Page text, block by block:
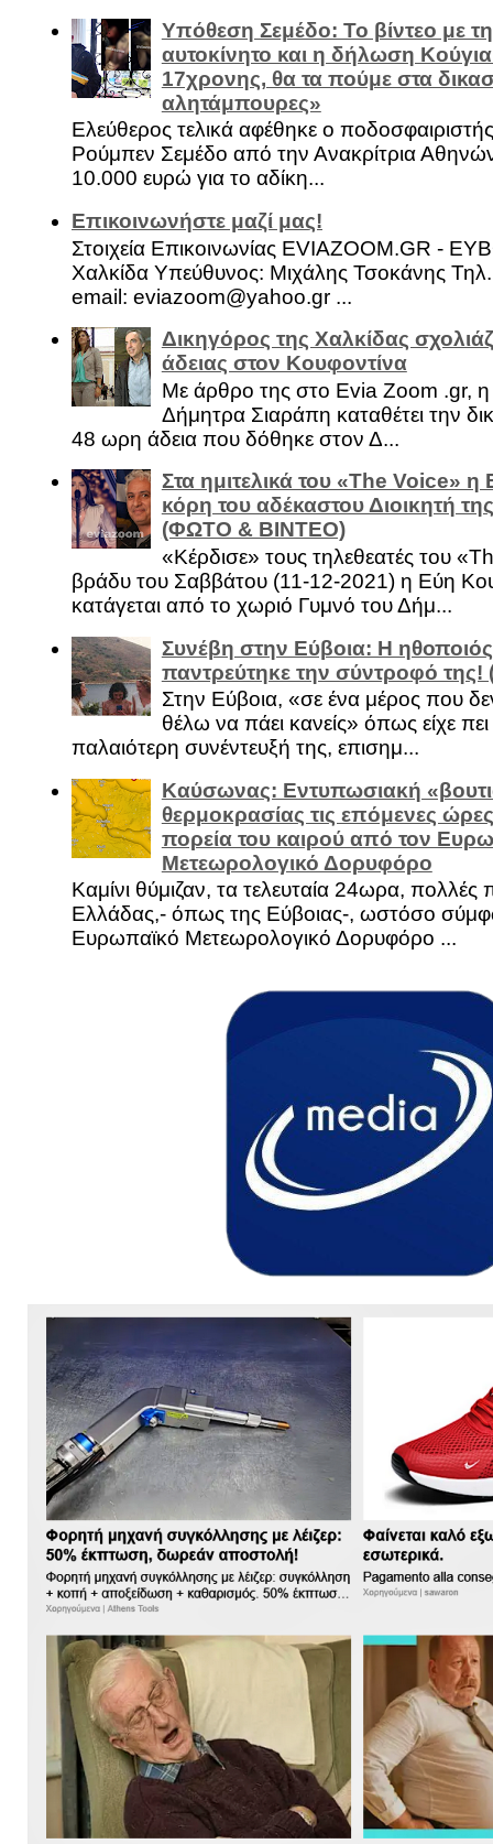
Υπόθεση Σεμέδο: Το βίντεο με
αυτοκίνητο και η δήλωση
17χρονης, θα τα πούμε στα
αλητάμπουρες»
Ελεύθερος τελικά αφέθηκε ο
Ρούμπεν Σεμέδο από την Ανακρίτρια
10.000 ευρώ για το αδίκη...
Επικοινωνήστε μαζί μας!
Στοιχεία Επικοινωνίας EVIAZOOM.GR -
Χαλκίδα Υπεύθυνος: Μιχάλης Τσοκάνης
email: eviazoom@yahoo.gr ...
Δικηγόρος της Χαλκίδας
άδειας στον Κουφοντίνα
Με άρθρο της στο Evia Zoom .gr,
Δήμητρα Σιαράπη καταθέτει την
48 ωρη άδεια που δόθηκε στον Δ...
Στα ημιτελικά του «The Voice»
κόρη του αδέκαστου Διοικητή
(ΦΩΤΟ & ΒΙΝΤΕΟ)
«Κέρδισε» τους τηλεθεατές του
βράδυ του Σαββάτου (11-12-2021) η Εύη
κατάγεται από το χωριό Γυμνό του Δήμ...
Συνέβη στην Εύβοια: Η
παντρεύτηκε την σύντροφό
Στην Εύβοια, «σε ένα μέρος που
θέλω να πάει κανείς» όπως είχε πει
παλαιότερη συνέντευξή της, επισημ...
Καύσωνας: Εντυπωσιακή
θερμοκρασίας τις επόμενες
πορεία του καιρού από τον
Μετεωρολογικό Δορυφόρο
Καμίνι θύμιζαν, τα τελευταία 24ωρα, πολλές
Ελλάδας,- όπως της Εύβοιας-, ωστόσο
Ευρωπαϊκό Μετεωρολογικό Δορυφόρο ...